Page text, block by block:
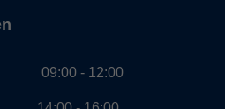
- 12:00